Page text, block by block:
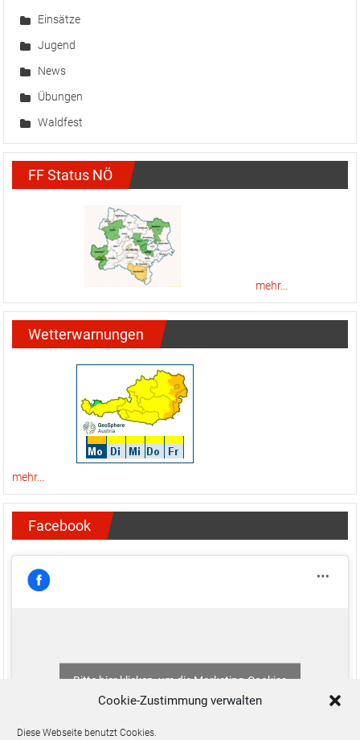
Cookie-Zustimmung verwalten
Diese Webseite benutzt Cookies.
Einsätze
Jugend
News
Übungen
Waldfest
FF Status NÖ
mehr...
Wetterwarnungen
mehr...
Facebook
Bitte hier klicken, um die Marketing-Cookies
zu akzeptieren und diesen Inhalt zu aktivieren